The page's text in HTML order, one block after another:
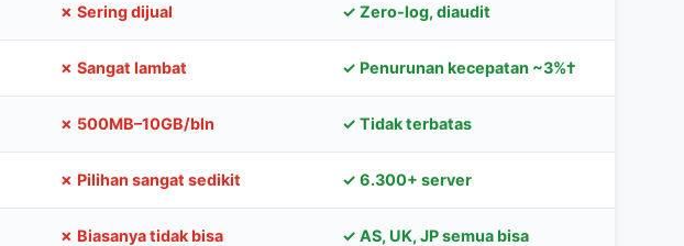
✗ Sering dijual ✓ Zero-log, diaudit
✗ Sangat lambat ✓ Penurunan kecepatan ~3%†
✗ 500MB–10GB/bln ✓ Tidak terbatas
✗ Pilihan sangat sedikit ✓ 6.300+ server
✗ Biasanya tidak bisa ✓ AS, UK, JP semua bisa